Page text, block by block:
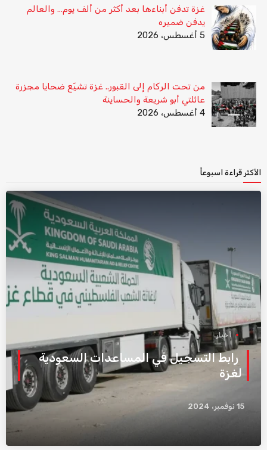
غزة تدفن أبناءها بعد أكثر من ألف يوم… والعالم
يدفن ضميره
5 أغسطس، 2026
من تحت الركام إلى القبور.. غزة تشيّع ضحايا مجزرة
عائلتي أبو شريعة والحساينة
4 أغسطس، 2026
الأكثر قراءة اسبوعاً
أخبار
رابط التسجيل في المساعدات السعودية
لغزة
15 نوفمبر، 2024